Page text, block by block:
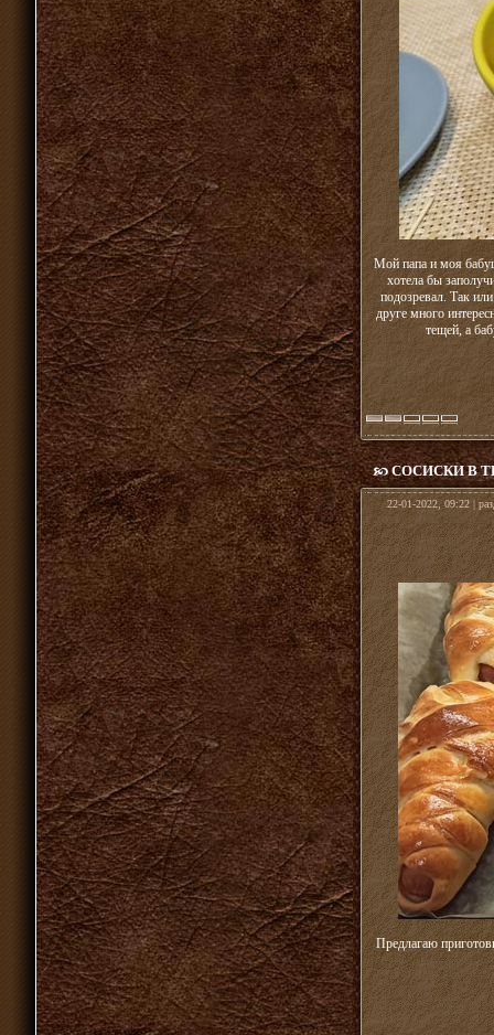
Мой папа и моя
хотела бы
подозревал. Так
друге много
тещей, а
СОСИСКИ В
22-01-2022, 09:22 |
Предлагаю